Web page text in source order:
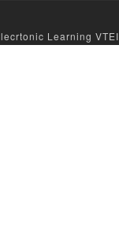
Learning VTEI